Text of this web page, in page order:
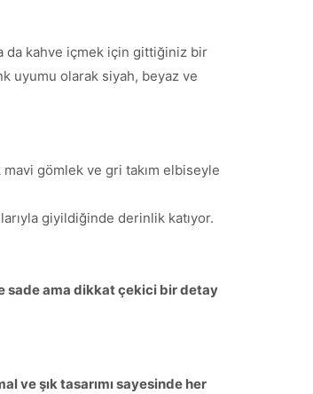
da kahve içmek için gittiğiniz bir
uyumu olarak siyah, beyaz ve
gömlek ve gri takım elbiseyle
giyildiğinde derinlik katıyor.
sade ama dikkat çekici bir detay
ve şık tasarımı sayesinde her